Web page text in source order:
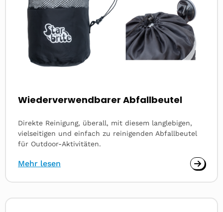
Wiederverwendbarer Abfallbeutel
Direkte Reinigung, überall, mit diesem langlebigen,
vielseitigen und einfach zu reinigenden Abfallbeutel
für Outdoor-Aktivitäten.
Mehr lesen
Read